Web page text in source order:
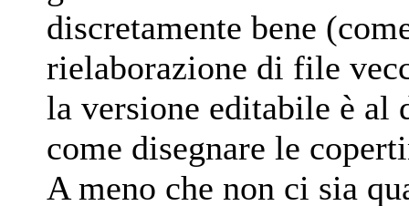
discretamente bene
rielaborazione di file
la versione editabile è
come disegnare le
A meno che non ci sia